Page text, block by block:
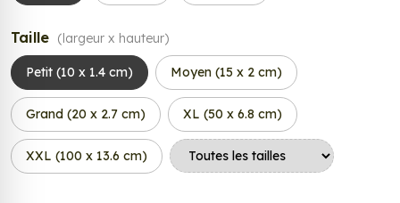
Taille (largeur x hauteur)
Petit (10 x 1.4 cm) Moyen (15 x 2 cm)
Grand (20 x 2.7 cm) XL (50 x 6.8 cm)
XXL (100 x 13.6 cm)